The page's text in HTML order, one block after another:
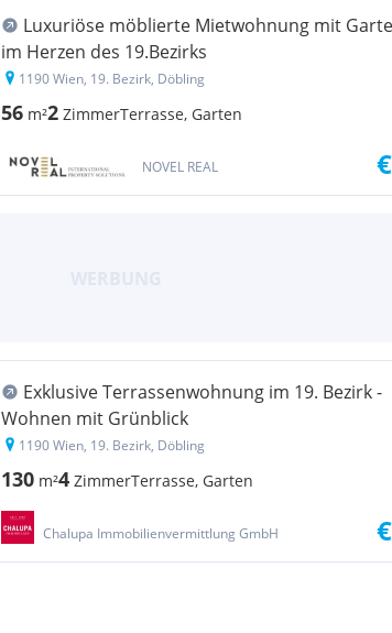
Luxuriöse möblierte Mietwohnung mit
im Herzen des 19.Bezirks
1190 Wien, 19. Bezirk, Döbling
56 m²2 ZimmerTerrasse, Garten
NOVEL REAL
Exklusive Terrassenwohnung im 19. Bezirk -
Wohnen mit Grünblick
1190 Wien, 19. Bezirk, Döbling
130 m²4 ZimmerTerrasse, Garten
Chalupa Immobilienvermittlung GmbH